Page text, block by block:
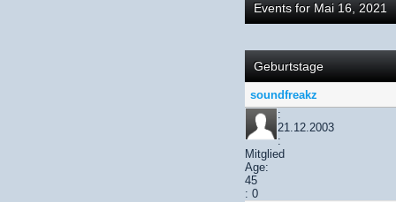
Events for Mai 16, 2021
Geburtstage
soundfreakz
:
21.12.2003
:
Mitglied
Age:
45
: 0